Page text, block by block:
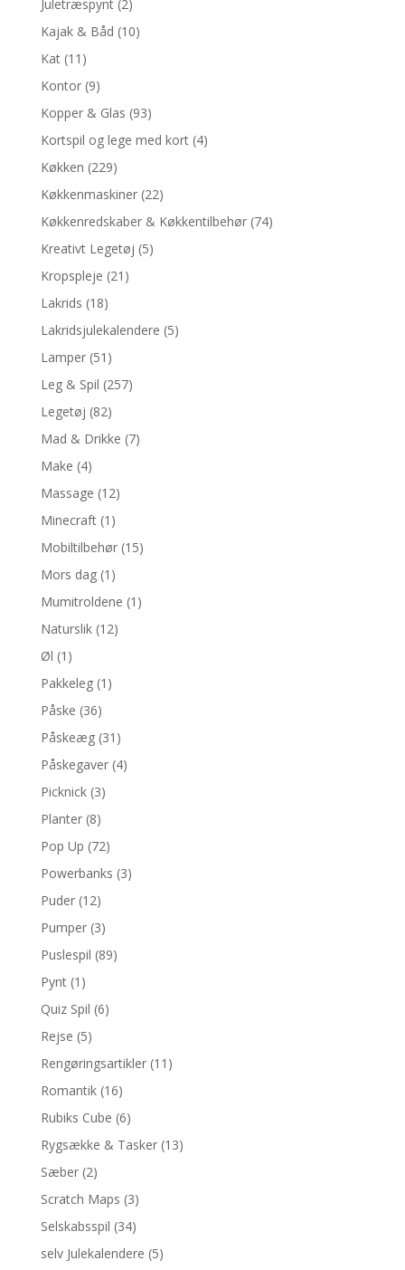
Juletræspynt (2)
Kajak & Båd (10)
Kat (11)
Kontor (9)
Kopper & Glas (93)
Kortspil og lege med kort (4)
Køkken (229)
Køkkenmaskiner (22)
Køkkenredskaber & Køkkentilbehør (74)
Kreativt Legetøj (5)
Kropspleje (21)
Lakrids (18)
Lakridsjulekalendere (5)
Lamper (51)
Leg & Spil (257)
Legetøj (82)
Mad & Drikke (7)
Make (4)
Massage (12)
Minecraft (1)
Mobiltilbehør (15)
Mors dag (1)
Mumitroldene (1)
Naturslik (12)
Øl (1)
Pakkeleg (1)
Påske (36)
Påskeæg (31)
Påskegaver (4)
Picknick (3)
Planter (8)
Pop Up (72)
Powerbanks (3)
Puder (12)
Pumper (3)
Puslespil (89)
Pynt (1)
Quiz Spil (6)
Rejse (5)
Rengøringsartikler (11)
Romantik (16)
Rubiks Cube (6)
Rygsække & Tasker (13)
Sæber (2)
Scratch Maps (3)
Selskabsspil (34)
selv Julekalendere (5)